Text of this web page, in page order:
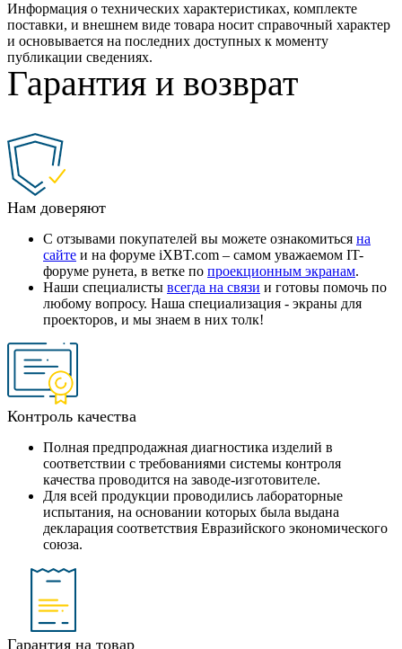
Информация о технических характеристиках, комплекте
поставки, и внешнем виде товара носит справочный характер
и основывается на последних доступных к моменту
публикации сведениях.
Гарантия и возврат
Нам доверяют
С отзывами покупателей вы можете ознакомиться на
сайте и на форуме iXBT.com – самом уважаемом IT-
форуме рунета, в ветке по проекционным экранам.
Наши специалисты всегда на связи и готовы помочь по
любому вопросу. Наша специализация - экраны для
проекторов, и мы знаем в них толк!
Контроль качества
Полная предпродажная диагностика изделий в
соответствии с требованиями системы контроля
качества проводится на заводе-изготовителе.
Для всей продукции проводились лабораторные
испытания, на основании которых была выдана
декларация соответствия Евразийского экономического
союза.
Гарантия на товар